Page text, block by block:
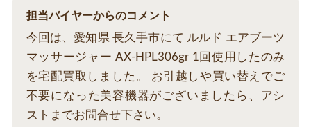
担当バイヤーからのコメント
今回は、愛知県 長久手市にて ルルド エアブーツ
マッサージャー AX-HPL306gr 1回使用したのみ
を宅配買取しました。 お引越しや買い替えでご
不要になった美容機器がございましたら、アシ
ストまでお問合せ下さい。